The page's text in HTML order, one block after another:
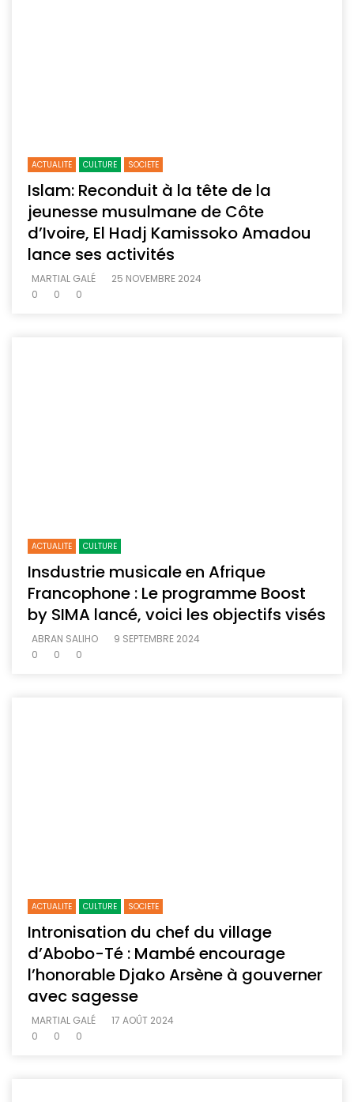
ACTUALITE CULTURE SOCIETE
Islam: Reconduit à la tête de la
jeunesse musulmane de Côte
d’Ivoire, El Hadj Kamissoko Amadou
lance ses activités
MARTIAL GALÉ
25 NOVEMBRE 2024
0
0 0
ACTUALITE CULTURE
Insdustrie musicale en Afrique
Francophone : Le programme Boost
by SIMA lancé, voici les objectifs visés
ABRAN SALIHO
9 SEPTEMBRE 2024
0
0 0
ACTUALITE CULTURE SOCIETE
Intronisation du chef du village
d’Abobo-Té : Mambé encourage
l’honorable Djako Arsène à gouverner
avec sagesse
MARTIAL GALÉ
17 AOÛT 2024
0
0 0